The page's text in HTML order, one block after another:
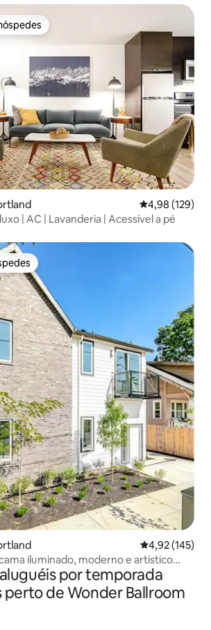
preferidos dos hóspedes
4,98 de uma
4,98 (129)
| AC | Lavanderia | Acessível a pé
4,92 de uma
4,92 (145)
iluminado, moderno e artístico
por temporada
de Wonder Ballroom